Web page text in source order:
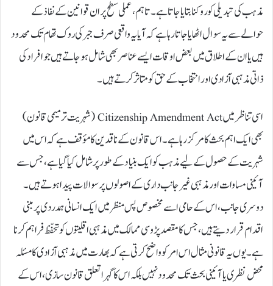
مذہب کی تبدیلی کو روکنا بتایا جاتا ہے۔ تاہم، عملی سطح پر ان قوانین کے نفاذ کے
حوالے سے یہ سوال اٹھایا جاتا رہا ہے کہ آیا یہ واقعی صرف جبر کی روک تھام تک محدود
ہیں یا ان کے اطلاق میں بعض اوقات ایسے عناصر بھی شامل ہو جاتے ہیں جو افراد کی
ذاتی مذہبی آزادی اور انتخاب کے حق کو متاثر کرتے ہیں۔
اسی تناظر میں Citizenship Amendment Act (شہریت ترمیمی قانون)
بھی ایک اہم بحث کا مرکز رہا ہے۔ اس قانون کے ناقدین کا مؤقف ہے کہ اس میں
شہریت کے حصول کے لیے مذہب کو ایک بنیاد کے طور پر شامل کیا گیا ہے، جس سے
آئینی مساوات اور مذہبی غیر جانب داری کے اصولوں پر سوالات پیدا ہوتے ہیں۔
دوسری جانب، اس کے حامی اسے مخصوص پس منظر میں ایک انسانی ہمدردی پر مبنی
اقدام قرار دیتے ہیں، جس کا مقصد پڑوسی ممالک میں مذہبی اقلیتوں کو تحفّظ فراہم کرنا
ہے۔ یوں یہ قانونی مثال اس امر کو واضح کرتی ہے کہ بھارت میں مذہبی آزادی کا مسئلہ
محض نظری یا آئینی بحث تک محدود نہیں بلکہ اس کا گہرا تعلق قانون سازی، اس کے